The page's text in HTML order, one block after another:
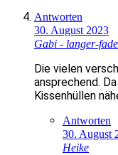
Antworten
30. August 2023
Gabi - langer-
Die vielen
ansprechend.
Kissenhüllen
Antworten
30. August
Heike